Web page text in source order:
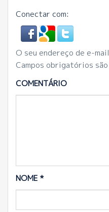
Conectar com:
O seu endereço de e-
Campos obrigatórios são
COMENTÁRIO
NOME *